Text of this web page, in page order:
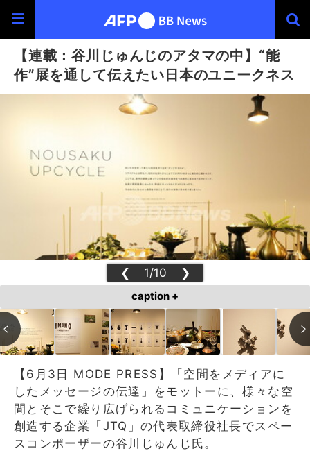
【連載：谷川じゅんじのアタマの中】“能
作”展を通して伝えたい日本のユニークネス
❮ 1/10 ❯
caption +
【6月3日 MODE PRESS】「空間をメディアに
したメッセージの伝達」をモットーに、様々な空
間とそこで繰り広げられるコミュニケーションを
創造する企業「JTQ」の代表取締役社長でスペー
スコンポーザーの谷川じゅんじ氏。